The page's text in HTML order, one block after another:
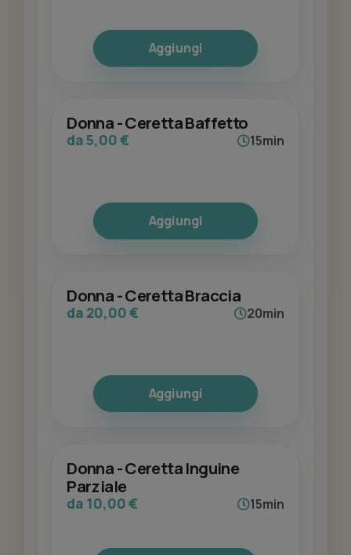
Aggiungi
Donna - Ceretta Baffetto
da 5,00 € 15min
Aggiungi
Donna - Ceretta Braccia
da 20,00 € 20min
Aggiungi
Donna - Ceretta Inguine
Parziale
da 10,00 € 15min